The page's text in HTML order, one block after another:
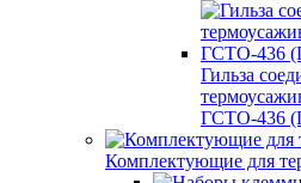
Гильза
ГСТО-436
Комплектующие для